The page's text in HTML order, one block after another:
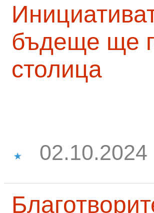
бъдеще ще
столица
02.10.2024